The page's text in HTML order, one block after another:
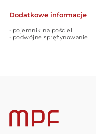
Dodatkowe informacje
• pojemnik na pościel
• podwójne sprężynowanie